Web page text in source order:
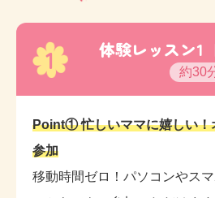
アしたり、気持ちを共有したり
てレッスン後には一緒にランチ
らっしゃいますよ。
1 体験レッスン1
約30
Point① 忙しいママに嬉しい！
参加
移動時間ゼロ！パソコンやス